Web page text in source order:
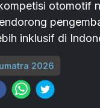
otomotif
inklusif di
2026